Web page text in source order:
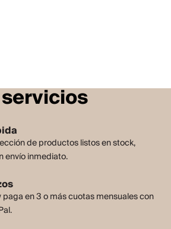
de productos listos en stock,
envío inmediato.
en 3 o más cuotas mensuales con